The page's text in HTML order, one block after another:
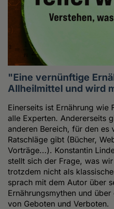
"Eine vernünftige
Allheilmittel und wird
Einerseits ist Ernährung wie
alle Experten. Andererseits
anderen Bereich, für den es
Ratschläge gibt (Bücher,
Vorträge...). Konstantin
stellt sich der Frage, was
trotzdem nicht als
sprach mit dem Autor über
Ernährungsmythen und
von Geboten und Verboten.